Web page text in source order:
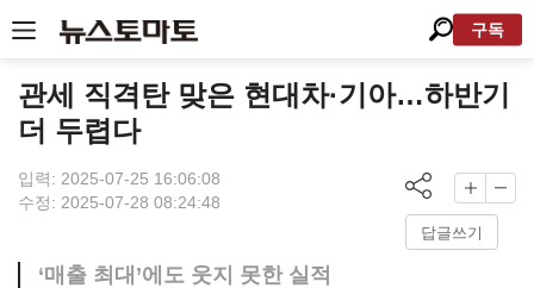
구독
관세 직격탄 맞은 현대차·기아…하반기
더 두렵다
입력: 2025-07-25 16:06:08
수정: 2025-07-28 08:24:48
답글쓰기
‘매출 최대’에도 웃지 못한 실적